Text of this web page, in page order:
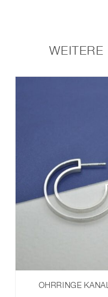
OHRRINGE